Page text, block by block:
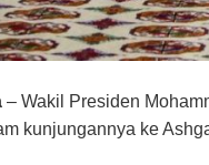
– Wakil Presiden
kunjungannya ke